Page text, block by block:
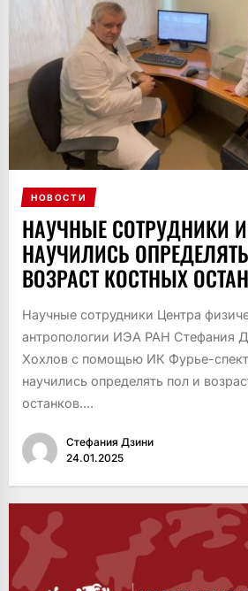
НОВОСТИ
НАУЧНЫЕ СОТРУДНИКИ
НАУЧИЛИСЬ
ВОЗРАСТ КОСТНЫХ
Научные сотрудники Центра
антропологии ИЭА РАН Стефания
Хохлов с помощью ИК Фурье-
научились определять пол и
останков....
Стефания Дзини
24.01.2025